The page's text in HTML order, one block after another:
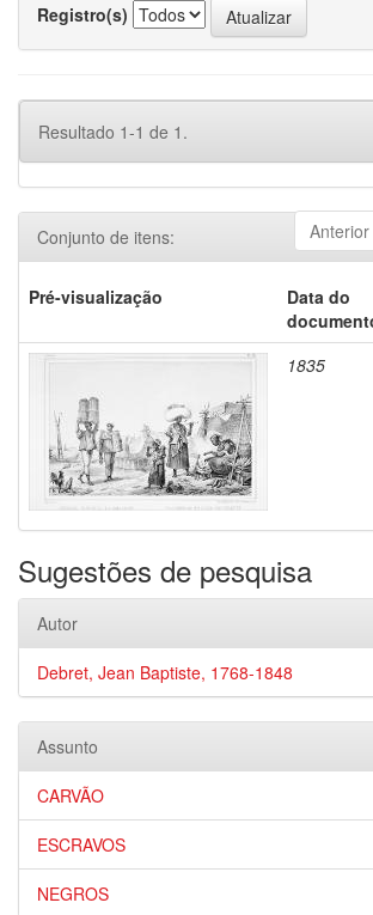
Registro(s)
Resultado 1-1 de 1.
Anterior
Conjunto de itens:
Pré-visualização
Data do
1835
Sugestões de pesquisa
Autor
Debret, Jean Baptiste, 1768-1848
Assunto
CARVÃO
ESCRAVOS
NEGROS